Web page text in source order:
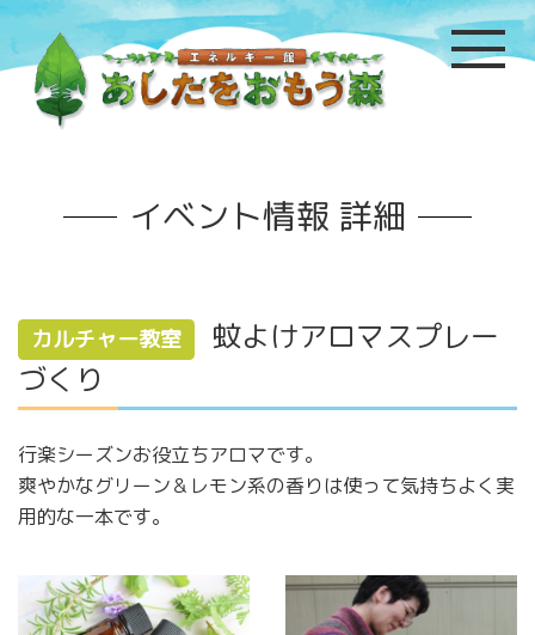
イベント情報 詳細
カルチャー教室
蚊よけアロマスプレー
づくり
行楽シーズンお役立ちアロマです。
爽やかなグリーン＆レモン系の香りは使って気持ちよく実
用的な一本です。